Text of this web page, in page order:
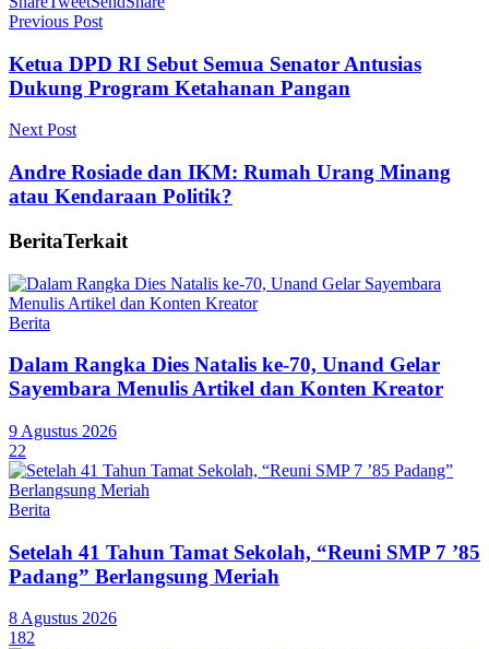
Previous Post
Ketua DPD RI Sebut Semua Senator Antusias
Dukung Program Ketahanan Pangan
Next Post
Andre Rosiade dan IKM: Rumah Urang Minang
atau Kendaraan Politik?
BeritaTerkait
Berita
Dalam Rangka Dies Natalis ke-70, Unand Gelar
Sayembara Menulis Artikel dan Konten Kreator
9 Agustus 2026
22
Berita
Setelah 41 Tahun Tamat Sekolah, “Reuni SMP 7 ’85
Padang” Berlangsung Meriah
8 Agustus 2026
182